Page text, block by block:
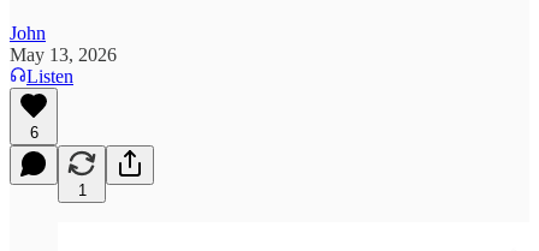
John
May 13, 2026
Listen
6
1